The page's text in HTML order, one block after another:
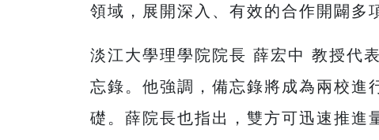
領域，展開深入、有效的合作開闢多
淡江大學理學院院長 薛宏中 教授代
忘錄。他強調，備忘錄將成為兩校進
礎。薛院長也指出，雙方可迅速推進